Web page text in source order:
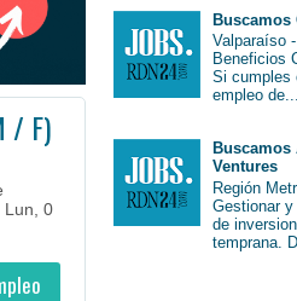
/ F)
Lun, 0
Buscamos
Valparaíso
Beneficios
Si cumples
empleo de...
Buscamos
Ventures
Región
Gestionar
de
temprana.